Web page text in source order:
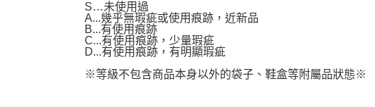
S…未使用過
A...幾乎無瑕疵或使用痕跡，近新品
B...有使用痕跡
C...有使用痕跡，少量瑕疵
D...有使用痕跡，有明顯瑕疵
※等級不包含商品本身以外的袋子、鞋盒等附屬品狀態※